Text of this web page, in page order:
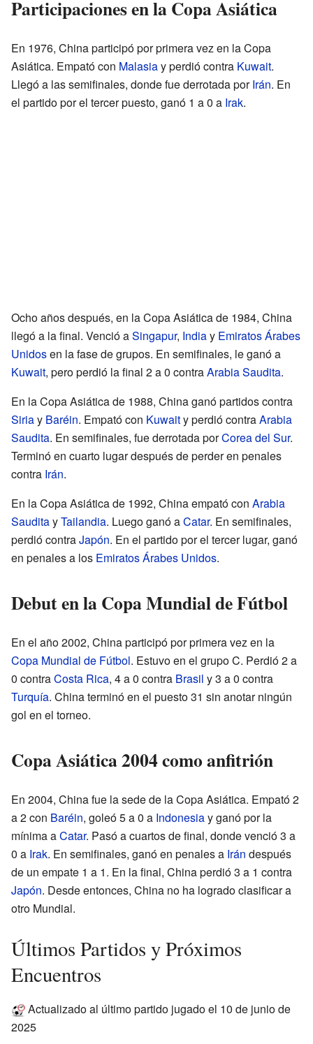
Participaciones en la Copa Asiática
En 1976, China participó por primera vez en la Copa
Asiática. Empató con Malasiay perdió contra Kuwait.
Llegó a las semifinales, donde fue derrotada porIrán. En
el partido por el tercer puesto, ganó 1 a 0 a Irak.
Ocho años después, en la Copa Asiática de 1984, China
llegó a la final. Venció aSingapur, Indiay Emiratos Árabes
Unidosen la fase de grupos. En semifinales, le ganó a
Kuwait, pero perdió la final 2 a 0 contraArabia Saudita.
En la Copa Asiática de 1988, China ganó partidos contra
Siriay Baréin. Empató con Kuwaity perdió contraArabia
Saudita. En semifinales, fue derrotada porCorea del Sur.
Terminó en cuarto lugar después de perder en penales
contra Irán.
En la Copa Asiática de 1992, China empató con Arabia
SauditayTailandia. Luego ganó aCatar. En semifinales,
perdió contraJapón. En el partido por el tercer lugar, ganó
en penales a los Emiratos Árabes Unidos.
Debut en la Copa Mundial de Fútbol
En el año 2002, China participó por primera vez en la
Copa Mundial de Fútbol. Estuvo en el grupo C. Perdió 2 a
0 contraCosta Rica, 4 a 0 contra Brasil y 3 a 0 contra
Turquía. China terminó en el puesto 31 sin anotar ningún
gol en el torneo.
Copa Asiática 2004 como anfitrión
En 2004, China fue la sede de la Copa Asiática. Empató 2
a 2 con Baréin, goleó 5 a 0 a Indonesiay ganó por la
mínima aCatar. Pasó a cuartos de final, donde venció 3 a
0 a Irak. En semifinales, ganó en penales a Irán después
de un empate 1 a 1. En la final, China perdió 3 a 1 contra
Japón. Desde entonces, China no ha logrado clasificar a
otro Mundial.
Últimos Partidos y Próximos
Encuentros
Actualizado al último partido jugado el 10 de junio de
2025